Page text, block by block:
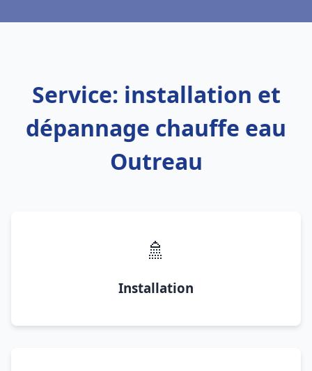
Service: installation et
dépannage chauffe eau
Outreau
🚿
Installation